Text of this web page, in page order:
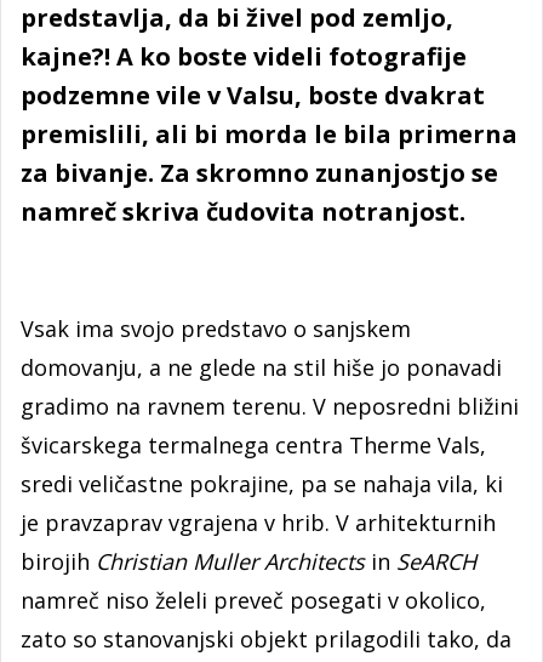
predstavlja, da bi živel pod zemljo,
kajne?! A ko boste videli fotografije
podzemne vile v Valsu, boste dvakrat
premislili, ali bi morda le bila primerna
za bivanje. Za skromno zunanjostjo se
namreč skriva čudovita notranjost.
Vsak ima svojo predstavo o sanjskem
domovanju, a ne glede na stil hiše jo ponavadi
gradimo na ravnem terenu. V neposredni bližini
švicarskega termalnega centra Therme Vals,
sredi veličastne pokrajine, pa se nahaja vila, ki
je pravzaprav vgrajena v hrib. V arhitekturnih
birojih Christian Muller Architectsin SeARCH
namreč niso želeli preveč posegati v okolico,
zato so stanovanjski objekt prilagodili tako, da